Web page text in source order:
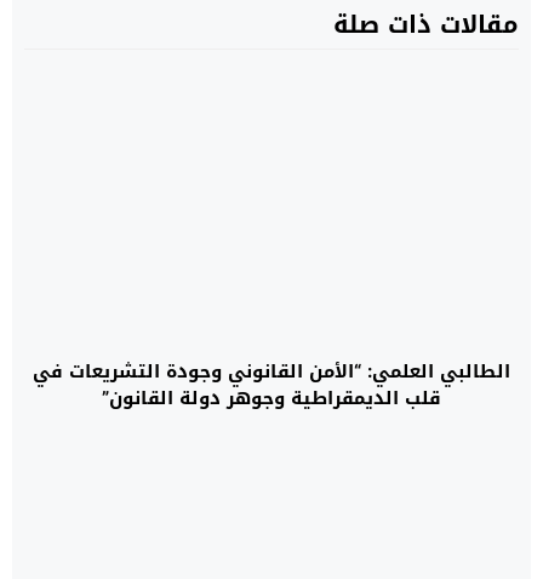
مقالات ذات صلة
الطالبي العلمي: “الأمن القانوني وجودة التشريعات في
قلب الديمقراطية وجوهر دولة القانون”